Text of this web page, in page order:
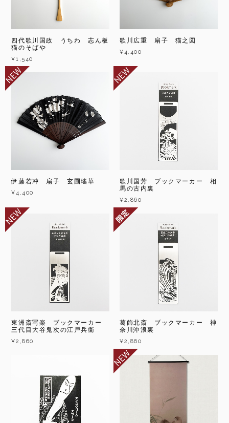
四代歌川国政 うちわ 志ん板
猫のそばや
¥1,540
歌川広重 扇子 猫之図
¥4,400
伊藤若冲 扇子 玄圃瑤華
¥4,400
歌川国芳 ブックマーカー 相
馬の古内裏
¥2,860
東洲斎写楽 ブックマーカー
三代目大谷鬼次の江戸兵衛
¥2,860
葛飾北斎 ブックマーカー 神
奈川沖浪裏
¥2,860